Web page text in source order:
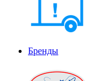
Бренды